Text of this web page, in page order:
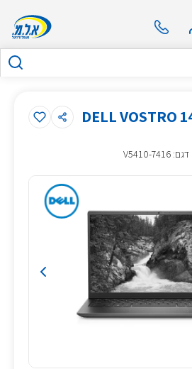
מחשב נייד דל "14 DELL VOSTRO
דגם: V5410-7416